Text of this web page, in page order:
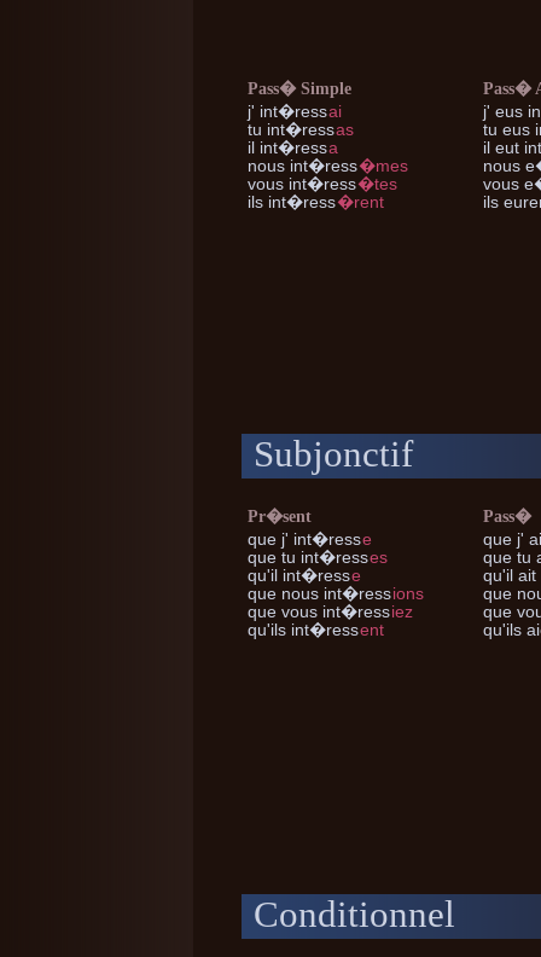
Pass� Simple
j' int�ressai
tu int�ressas
il int�ressa
nous int�ress�mes
vous int�ress�tes
ils int�ress�rent
Pass�
j' eus
tu eus
il eut
nous
vous
ils
Subjonctif
Pr�sent
que j' int�resse
que tu int�resses
qu'il int�resse
que nous int�ressions
que vous int�ressiez
qu'ils int�ressent
Pass�
que j'
que tu
qu'il ait
que
que
qu'ils
Conditionnel